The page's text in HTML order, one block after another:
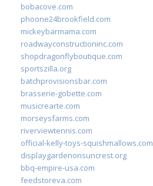
bobacove.com
phoone24brookfield.com
mickeybarmama.com
roadwayconstructioninc.com
shopdragonflyboutique.com
sportszilla.org
batchprovisionsbar.com
brasserie-gobette.com
musicrearte.com
morseysfarms.com
riverviewtennis.com
official-kelly-toys-squishmallows.com
displaygardenonsuncrest.org
bbq-empire-usa.com
feedstoreva.com